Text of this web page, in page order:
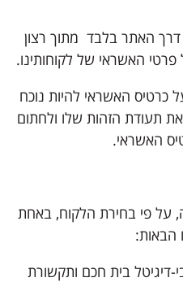
האתר בלבד מתוך רצון
האשראי של לקוחותינו.
כרטיס האשראי להיות נוכח
תעודת הזהות שלו ולחתום
האשראי.
על פי בחירת הלקוח, באחת
הבאות:
בית חכם ותקשורת